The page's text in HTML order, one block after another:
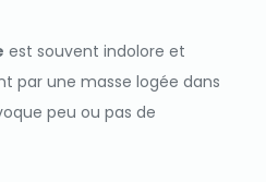
est souvent indolore et
par une masse logée dans
peu ou pas de